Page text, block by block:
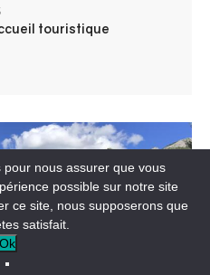
touristique
transport.
nous assurer que vous
possible sur notre site
ce site, nous supposerons que
satisfait.
Ok